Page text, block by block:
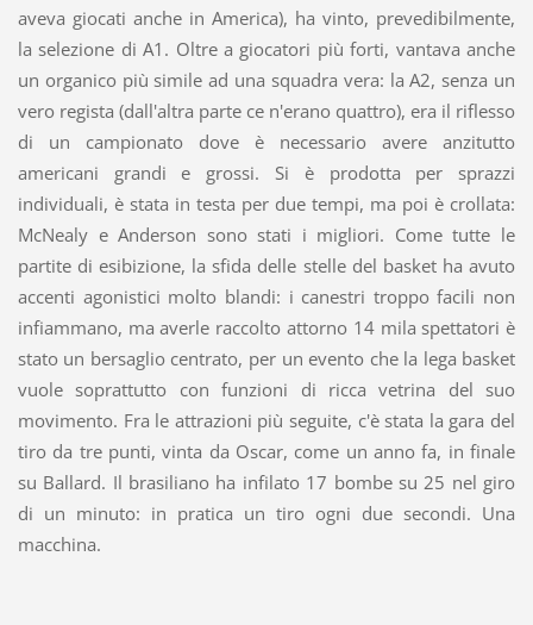
aveva giocati anche in America), ha vinto, prevedibilmente,
la selezione di A1. Oltre a giocatori più forti, vantava anche
un organico più simile ad una squadra vera: la A2, senza un
vero regista (dall'altra parte ce n'erano quattro), era il riflesso
di un campionato dove è necessario avere anzitutto
americani grandi e grossi. Si è prodotta per sprazzi
individuali, è stata in testa per due tempi, ma poi è crollata:
McNealy e Anderson sono stati i migliori. Come tutte le
partite di esibizione, la sfida delle stelle del basket ha avuto
accenti agonistici molto blandi: i canestri troppo facili non
infiammano, ma averle raccolto attorno 14 mila spettatori è
stato un bersaglio centrato, per un evento che la lega basket
vuole soprattutto con funzioni di ricca vetrina del suo
movimento. Fra le attrazioni più seguite, c'è stata la gara del
tiro da tre punti, vinta da Oscar, come un anno fa, in finale
su Ballard. Il brasiliano ha infilato 17 bombe su 25 nel giro
di un minuto: in pratica un tiro ogni due secondi. Una
macchina.